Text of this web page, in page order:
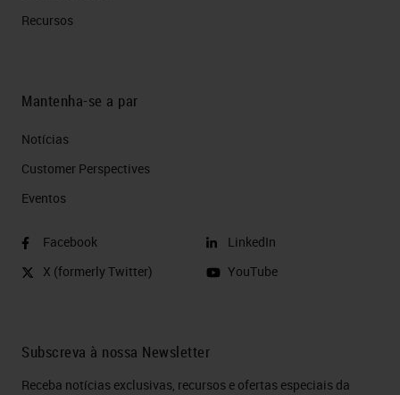
Recursos
Mantenha-se a par
Notícias
Customer Perspectives​
Eventos
Facebook
X (formerly Twitter)
LinkedIn
YouTube
Subscreva à nossa Newsletter
Receba notícias exclusivas, recursos e ofertas especiais da